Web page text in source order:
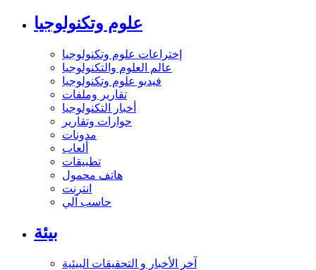
علوم وتكنولوجيا
إختراعات علوم وتكنولوجيا
عالم العلوم والتكنولوجيا
فيديو علوم وتكنولوجيا
تقارير وملفات
أخبار التكنولوجيا
حوارات وتقارير
مدونات
ألعاب
تطبيقات
هاتف محمول
انترنت
حاسب آلي
بيئة
آخر الأخبار و التحقيقات البيئية